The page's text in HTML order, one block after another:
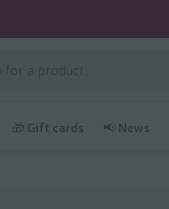
🎁 Gift cards 📢 News